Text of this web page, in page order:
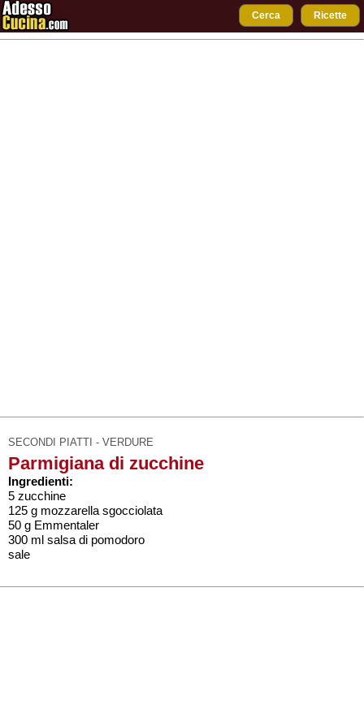
Cerca Ricette
SECONDI PIATTI - VERDURE
Parmigiana di zucchine
Ingredienti:
5 zucchine
125 g mozzarella sgocciolata
50 g Emmentaler
300 ml salsa di pomodoro
sale